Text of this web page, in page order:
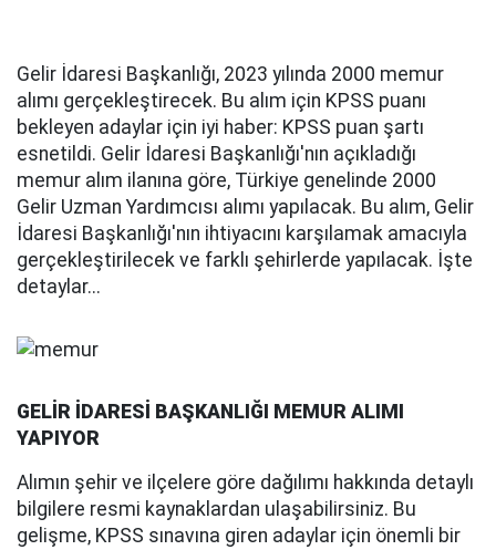
Gelir İdaresi Başkanlığı, 2023 yılında 2000 memur
alımı gerçekleştirecek. Bu alım için KPSS puanı
bekleyen adaylar için iyi haber: KPSS puan şartı
esnetildi. Gelir İdaresi Başkanlığı'nın açıkladığı
memur alım ilanına göre, Türkiye genelinde 2000
Gelir Uzman Yardımcısı alımı yapılacak. Bu alım, Gelir
İdaresi Başkanlığı'nın ihtiyacını karşılamak amacıyla
gerçekleştirilecek ve farklı şehirlerde yapılacak. İşte
detaylar...
GELİR İDARESİ BAŞKANLIĞI MEMUR ALIMI
YAPIYOR
Alımın şehir ve ilçelere göre dağılımı hakkında detaylı
bilgilere resmi kaynaklardan ulaşabilirsiniz. Bu
gelişme, KPSS sınavına giren adaylar için önemli bir